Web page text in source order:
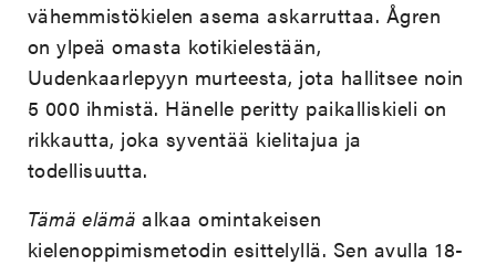
vähemmistökielen asema askarruttaa. Ågren
on ylpeä omasta kotikielestään,
Uudenkaarlepyyn murteesta, jota hallitsee noin
5 000 ihmistä. Hänelle peritty paikalliskieli on
rikkautta, joka syventää kielitajua ja
todellisuutta.
Tämä elämä alkaa omintakeisen
kielenoppimismetodin esittelyllä. Sen avulla 18-